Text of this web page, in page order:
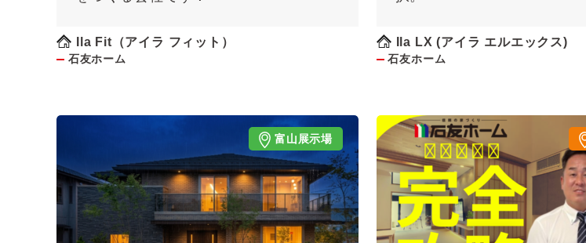
Ila Fit（アイラ フィット）
石友ホーム
Ila LX (アイラ エルエックス)
石友ホーム
富山展示場